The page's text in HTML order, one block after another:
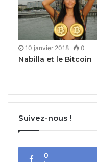
10 janvier 2018 0
Nabilla et le Bitcoin
Suivez-nous !
0